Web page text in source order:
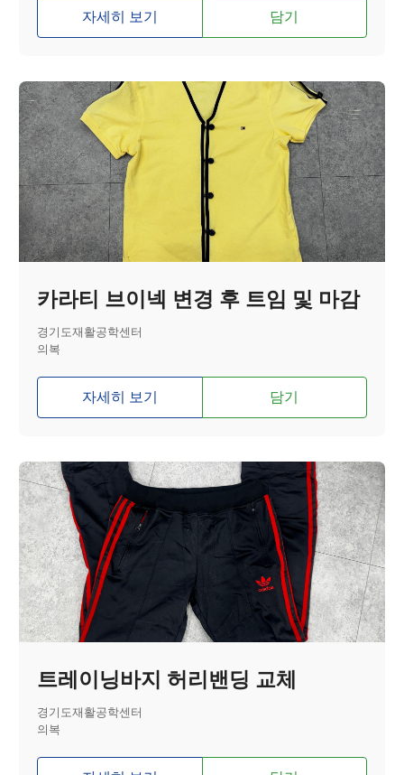
자세히 보기 담기
카라티 브이넥 변경 후 트임 및 마감
경기도재활공학센터
의복
자세히 보기 담기
트레이닝바지 허리밴딩 교체
경기도재활공학센터
의복